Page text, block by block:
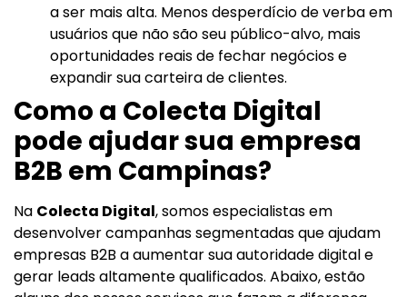
a ser mais alta. Menos desperdício de verba em
usuários que não são seu público-alvo, mais
oportunidades reais de fechar negócios e
expandir sua carteira de clientes.
Como a Colecta Digital
pode ajudar sua empresa
B2B em Campinas?
Na Colecta Digital, somos especialistas em
desenvolver campanhas segmentadas que ajudam
empresas B2B a aumentar sua autoridade digital e
gerar leads altamente qualificados. Abaixo, estão